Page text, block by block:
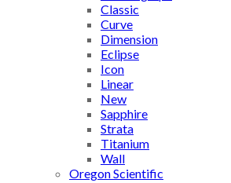
Classic
Curve
Dimension
Eclipse
Icon
Linear
New
Sapphire
Strata
Titanium
Wall
Oregon Scientific